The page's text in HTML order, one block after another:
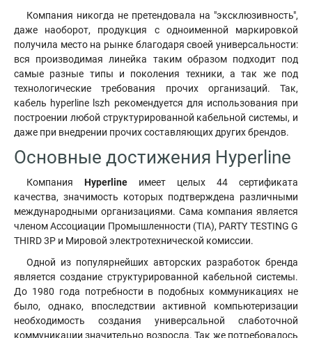
Компания никогда не претендовала на "эксклюзивность",
даже наоборот, продукция с одноименной маркировкой
получила место на рынке благодаря своей универсальности:
вся производимая линейка таким образом подходит под
самые разные типы и поколения техники, а так же под
технологические требования прочих организаций. Так,
кабель hyperline lszh рекомендуется для использования при
построении любой структурированной кабельной системы, и
даже при внедрении прочих составляющих других брендов.
Основные достижения Hyperline
Компания Hyperline имеет целых 44 сертификата
качества, значимость которых подтверждена различными
международными организациями. Сама компания является
членом Ассоциации Промышленности (TIA), PARTY TESTING G
THIRD 3Р и Мировой электротехнической комиссии.
Одной из популярнейших авторских разработок бренда
является создание структурированной кабельной системы.
До 1980 года потребности в подобных коммуникациях не
было, однако, впоследствии активной компьютеризации
необходимость создания универсальной слаботочной
коммуникации значительно возросла. Так же потребовалось